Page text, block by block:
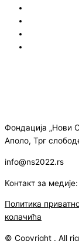
Фондација „Нови
Аполо, Трг
info@ns2022.rs
Контакт за
Политика
колачића
© Copyright . All